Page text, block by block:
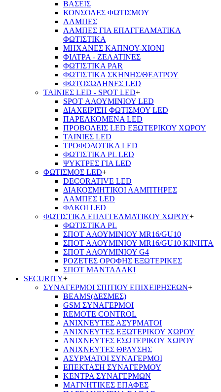
ΒΑΣΕΙΣ
ΚΟΝΣΟΛΕΣ ΦΩΤΙΣΜΟΥ
ΛΑΜΠΕΣ
ΛΑΜΠΕΣ ΓΙΑ ΕΠΑΓΓΕΛΜΑΤΙΚΑ
ΦΩΤΙΣΤΙΚΑ
ΜΗΧΑΝΕΣ ΚΑΠΝΟΥ-ΧΙΟΝΙ
ΦΙΛΤΡΑ - ΖΕΛΑΤΙΝΕΣ
ΦΩΤΙΣΤΙΚΑ PAR
ΦΩΤΙΣΤΙΚΑ ΣΚΗΝΗΣ/ΘΕΑΤΡΟΥ
ΦΩΤΟΣΩΛΗΝΕΣ LED
ΤΑΙΝΙΕΣ LED - SPOT LED+
SPOT ΑΛΟΥΜΙΝΙΟΥ LED
ΔΙΑΧΕΙΡΙΣΗ ΦΩΤΙΣΜΟΥ LED
ΠΑΡΕΛΚΟΜΕΝΑ LED
ΠΡΟΒΟΛΕΙΣ LED ΕΞΩΤΕΡΙΚΟΥ ΧΩΡΟΥ
ΤΑΙΝΙΕΣ LED
ΤΡΟΦΟΔΟΤΙΚΑ LED
ΦΩΤΙΣΤΙΚΑ PL LED
ΨΥΚΤΡΕΣ ΓΙΑ LED
ΦΩΤΙΣΜΟΣ LED+
DECORATIVE LED
ΔΙΑΚΟΣΜΗΤΙΚΟΙ ΛΑΜΠΤΗΡΕΣ
ΛΑΜΠΕΣ LED
ΦΑΚΟΙ LED
ΦΩΤΙΣΤΙΚΑ ΕΠΑΓΓΕΛΜΑΤΙΚΟΥ ΧΩΡΟΥ+
ΦΩΤΙΣΤΙΚΑ PL
ΣΠΟΤ ΑΛΟΥΜΙΝΙΟΥ MR16/GU10
ΣΠΟΤ ΑΛΟΥΜΙΝΙΟΥ MR16/GU10 ΚΙΝΗΤΑ
ΣΠΟΤ ΑΛΟΥΜΙΝΙΟΥ G4
ΡΟΖΕΤΕΣ ΟΡΟΦΗΣ ΕΞΩΤΕΡΙΚΕΣ
ΣΠΟΤ ΜΑΝΤΑΛΑΚΙ
SECURITY+
ΣΥΝΑΓΕΡΜΟΙ ΣΠΙΤΙΟΥ ΕΠΙΧΕΙΡΗΣΕΩΝ+
BEAMS(ΔΕΣΜΕΣ)
GSM ΣΥΝΑΓΕΡΜΟΙ
REMOTE CONTROL
ΑΝΙΧΝΕΥΤΕΣ ΑΣΥΡΜΑΤΟΙ
ΑΝΙΧΝΕΥΤΕΣ ΕΞΩΤΕΡΙΚΟΥ ΧΩΡΟΥ
ΑΝΙΧΝΕΥΤΕΣ ΕΣΩΤΕΡΙΚΟΥ ΧΩΡΟΥ
ΑΝΙΧΝΕΥΤΕΣ ΘΡΑΥΣΗΣ
ΑΣΥΡΜΑΤΟΙ ΣΥΝΑΓΕΡΜΟΙ
ΕΠΕΚΤΑΣΗ ΣΥΝΑΓΕΡΜΟΥ
ΚΕΝΤΡΑ ΣΥΝΑΓΕΡΜΩΝ
ΜΑΓΝΗΤΙΚΕΣ ΕΠΑΦΕΣ